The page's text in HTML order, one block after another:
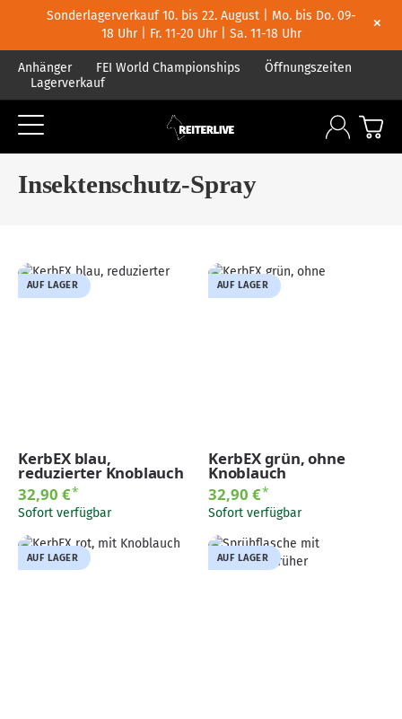
Sonderlagerverkauf 10. bis 22. August | Mo. bis Do. 09-
18 Uhr | Fr. 11-20 Uhr | Sa. 11-18 Uhr
×
Anhänger FEI World Championships
Öffnungszeiten
Lagerverkauf
Insektenschutz-Spray
AUF LAGER
KerbEX blau,
reduzierter Knoblauch
32,90 €*
Sofort verfügbar
AUF LAGER
KerbEX grün, ohne
Knoblauch
32,90 €*
Sofort verfügbar
AUF LAGER AUF LAGER